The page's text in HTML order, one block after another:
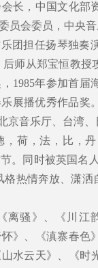
长，中国文化部
员会委员，中央
团担任扬琴独
师从郑宝恒教
1985年参加首
乐展播优秀作品
京音乐厅、台湾
荷，法，比，
。同时被英国名
格热情奔放、潇
离骚》、《川江
》、《滇寨春色
水云天》、《时